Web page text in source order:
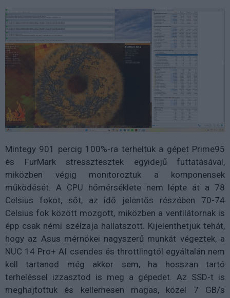
Mintegy 901 percig 100%-ra terheltük a gépet Prime95
és FurMark stressztesztek egyidejű futtatásával,
miközben végig monitoroztuk a komponensek
működését. A CPU hőmérséklete nem lépte át a 78
Celsius fokot, sőt, az idő jelentős részében 70-74
Celsius fok között mozgott, miközben a ventilátornak is
épp csak némi szélzaja hallatszott. Kijelenthetjük tehát,
hogy az Asus mérnökei nagyszerű munkát végeztek, a
NUC 14 Pro+ AI csendes és throttlingtól egyáltalán nem
kell tartanod még akkor sem, ha hosszan tartó
terheléssel izzasztod is meg a gépedet. Az SSD-t is
meghajtottuk és kellemesen magas, közel 7 GB/s